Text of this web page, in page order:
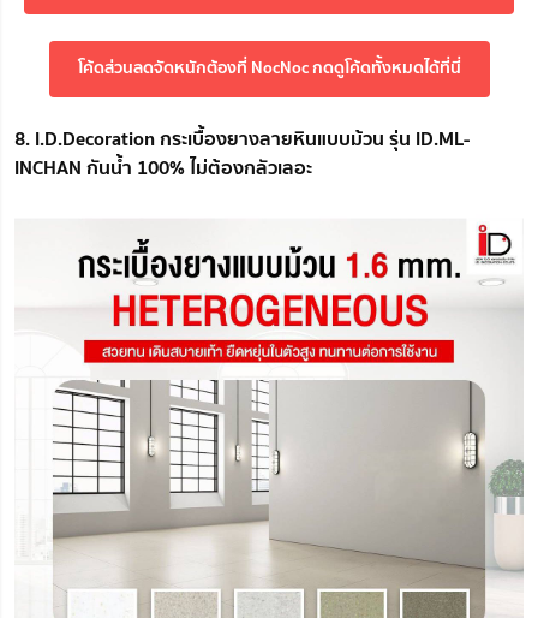
โค้ดส่วนลดจัดหนักต้องที่ NocNoc กดดูโค้ดทั้งหมดได้ที่นี่
8. I.D.Decoration กระเบื้องยางลายหินแบบม้วน รุ่น ID.ML-
INCHAN กันน้ำ 100% ไม่ต้องกลัวเลอะ